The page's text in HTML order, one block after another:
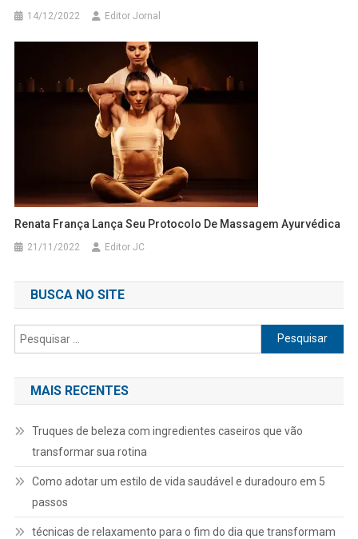
14/12/2022 Editor Jornal
Renata França Lança Seu Protocolo De Massagem Ayurvédica
21/11/2022 Editor JC
BUSCA NO SITE
Pesquisar
por:
MAIS RECENTES
Truques de beleza com ingredientes caseiros que vão
transformar sua rotina
Como adotar um estilo de vida saudável e duradouro em 5
passos
técnicas de relaxamento para o fim do dia que transformam